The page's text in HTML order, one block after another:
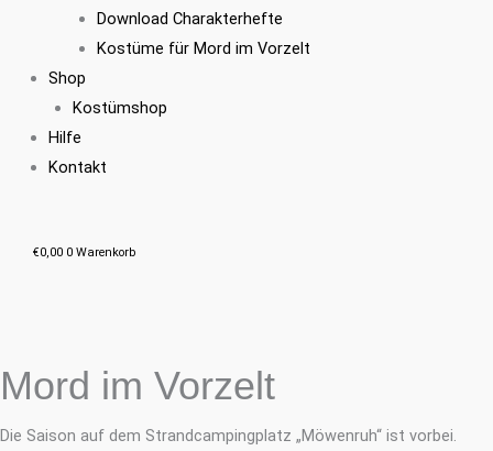
Download Charakterhefte
Kostüme für Mord im Vorzelt
Shop
Kostümshop
Hilfe
Kontakt
€0,00 0 Warenkorb
Mord im Vorzelt
Die Saison auf dem Strandcampingplatz „Möwenruh“ ist vorbei.